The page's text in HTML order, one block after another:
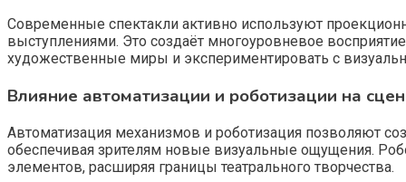
Современные спектакли активно используют
выступлениями. Это создаёт многоуровневое
художественные миры и экспериментировать с
Влияние автоматизации и роботизации на
Автоматизация механизмов и роботизация позволяют
обеспечивая зрителям новые визуальные ощущения.
элементов, расширяя границы театрального творчества.